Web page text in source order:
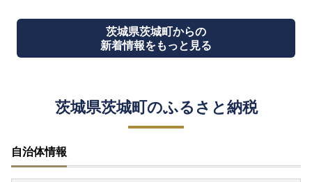
茨城県茨城町からの
新着情報をもっと見る
茨城県茨城町のふるさと納税
自治体情報